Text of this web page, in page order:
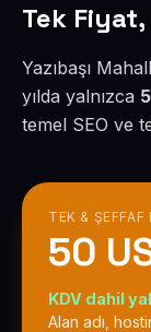
Tek
Yazıbaşı
yılda yalnızca
temel SEO ve
TEK & ŞEFFAF
50
KDV dahil
Alan adı,